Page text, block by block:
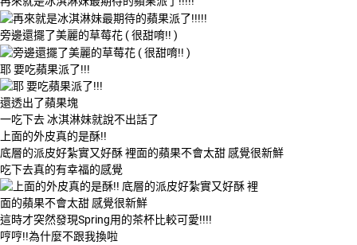
旁邊還擺了美麗的草莓花 ( 很甜唷!! )
耶 要吃蘋果派了!!!
還透出了蘋果塊
一吃下去 冰淇淋妹就說不出話了
上面的外皮真的是酥!!
底層的派皮好紮實又好酥 裡面的蘋果不會太甜 感覺很新鮮
吃下去真的有幸福的感覺
這時才突然發現Spring用的茶杯比較可愛!!!!
哼哼!!為什麼不跟我換啦